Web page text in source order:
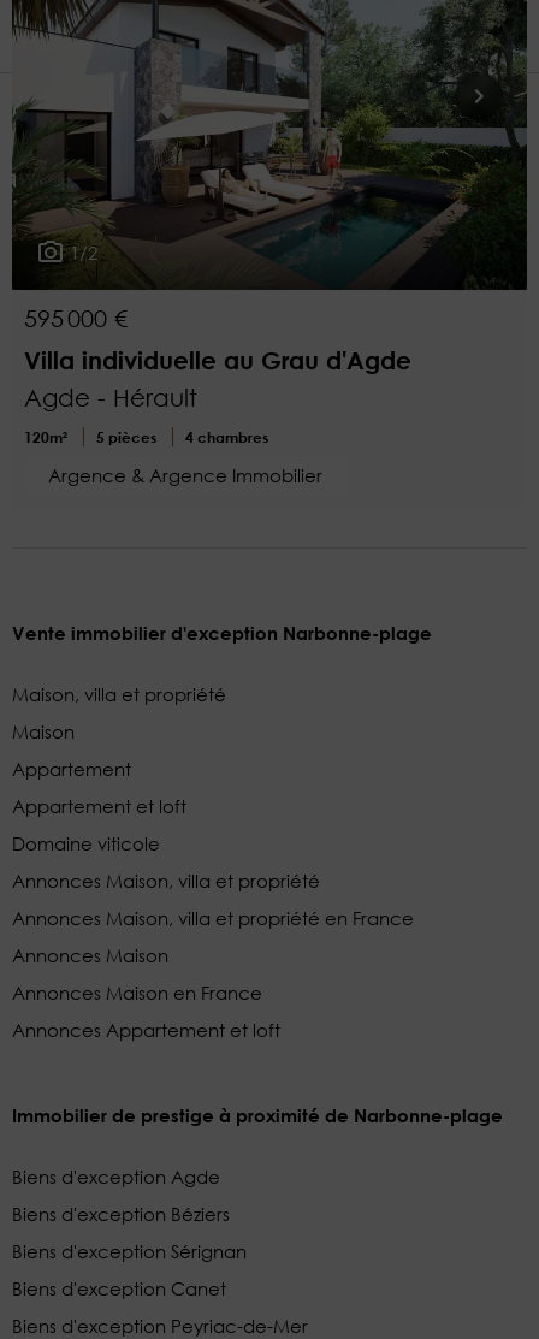
Plus de critères
1/2
595 000 €
Villa individuelle au Grau d'Agde
Agde - Hérault
120m² 5 pièces 4 chambres
Argence & Argence Immobilier
Vente immobilier d'exception Narbonne-plage
Maison, villa et propriété
Maison
Appartement
Appartement et loft
Domaine viticole
Annonces Maison, villa et propriété
Annonces Maison, villa et propriété en France
Annonces Maison
Annonces Maison en France
Annonces Appartement et loft
Immobilier de prestige à proximité de Narbonne-plage
Biens d'exception Agde
Biens d'exception Béziers
Biens d'exception Sérignan
Biens d'exception Canet
Biens d'exception Peyriac-de-Mer